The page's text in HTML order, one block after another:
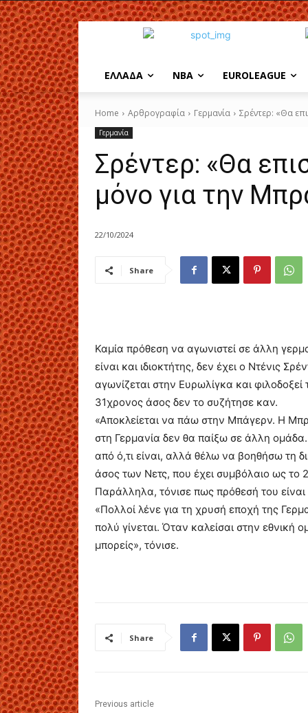
EΛΛΑΔΑ NBA ΕUROLEAGUE
Home Αρθρογραφία Γερμανία Σρέντερ: «Θα
Γερμανία
Σρέντερ: «Θα
μόνο για την
22/10/2024
Share
Καμία πρόθεση να αγωνιστεί σε άλλη
είναι και ιδιοκτήτης, δεν έχει ο Ντένις
αγωνίζεται στην Ευρωλίγκα και φιλοδοξεί
31χρονος άσος δεν το συζήτησε καν.
«Αποκλείεται να πάω στην Μπάγερν. Η
στη Γερμανία δεν θα παίξω σε άλλη
από ό,τι είναι, αλλά θέλω να βοηθήσω τη
άσος των Νετς, που έχει συμβόλαιο ως το
Παράλληλα, τόνισε πως πρόθεσή του είναι
«Πολλοί λένε για τη χρυσή εποχή της
πολύ γίνεται. Όταν καλείσαι στην εθνική
μπορείς», τόνισε.
Share
Previous article